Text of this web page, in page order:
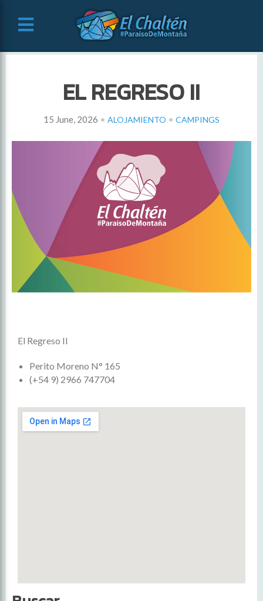
EL REGRESO II
15 June, 2026 • ALOJAMIENTO • CAMPINGS
El Regreso II
Perito Moreno N° 165
(+54 9) 2966 747704